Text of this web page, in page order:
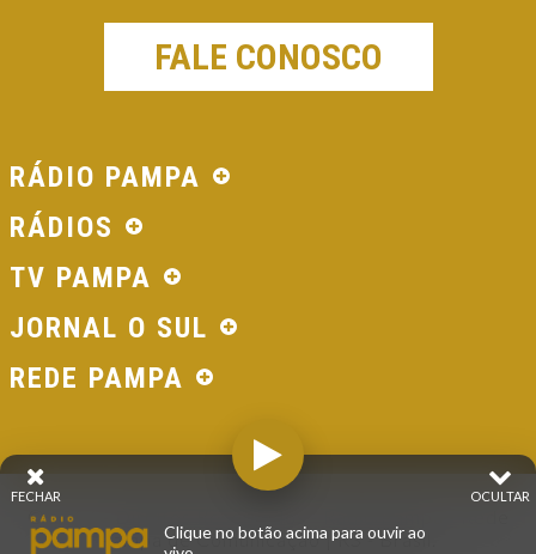
FALE CONOSCO
RÁDIO PAMPA
RÁDIOS
TV PAMPA
JORNAL O SUL
REDE PAMPA
© 2026 - Direitos Reservados - Rádio Pampa - Rede
Pampa de Comunicação | RS - Brasil.
OCULTAR
FECHAR
Clique no botão acima para ouvir ao